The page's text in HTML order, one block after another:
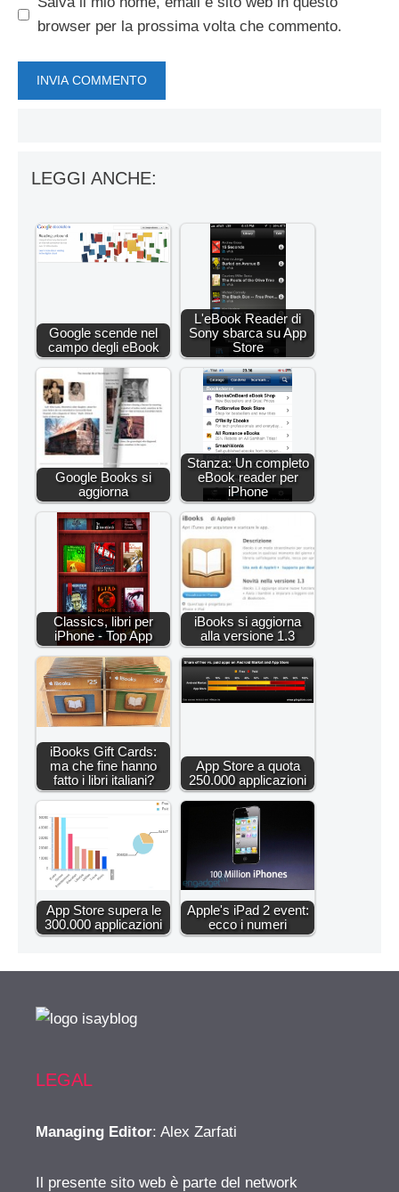
browser per la prossima volta che commento.
LEGGI ANCHE:
Google scende nel
campo degli eBook
L'eBook Reader di
Sony sbarca su App
Store
Google Books si
aggiorna
Stanza: Un completo
eBook reader per
iPhone
Classics, libri per
iPhone - Top App
iBooks si aggiorna
alla versione 1.3
iBooks Gift Cards:
ma che fine hanno
fatto i libri italiani?
App Store a quota
250.000 applicazioni
App Store supera le
300.000 applicazioni
Apple's iPad 2 event:
ecco i numeri
LEGAL
Managing Editor: Alex Zarfati
Il presente sito web è parte del network